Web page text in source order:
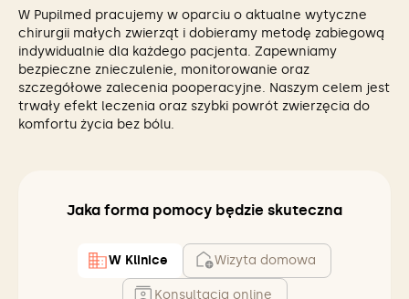
W Pupilmed pracujemy w oparciu o aktualne wytyczne
chirurgii małych zwierząt i dobieramy metodę zabiegową
indywidualnie dla każdego pacjenta. Zapewniamy
bezpieczne znieczulenie, monitorowanie oraz
szczegółowe zalecenia pooperacyjne. Naszym celem jest
trwały efekt leczenia oraz szybki powrót zwierzęcia do
komfortu życia bez bólu.
Jaka forma pomocy będzie skuteczna
W Klinice Wizyta domowa
Konsultacja online